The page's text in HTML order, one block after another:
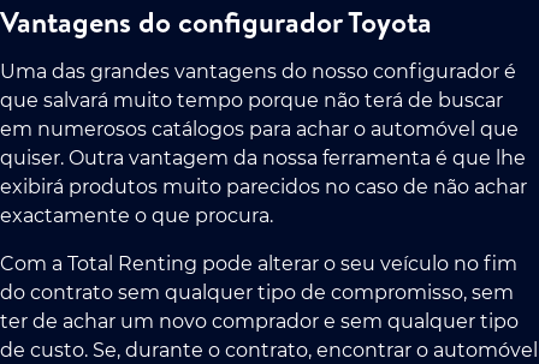
Vantagens do configurador Toyota
Uma das grandes vantagens do nosso configurador é
que salvará muito tempo porque não terá de buscar
em numerosos catálogos para achar o automóvel que
quiser. Outra vantagem da nossa ferramenta é que lhe
exibirá produtos muito parecidos no caso de não achar
exactamente o que procura.
Com a Total Renting pode alterar o seu veículo no fim
do contrato sem qualquer tipo de compromisso, sem
ter de achar um novo comprador e sem qualquer tipo
de custo. Se, durante o contrato, encontrar o automóvel